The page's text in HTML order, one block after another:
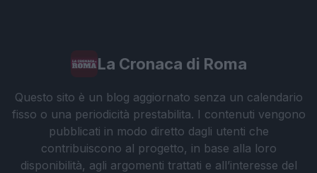
La Cronaca di Roma
Questo sito è un blog aggiornato senza un calendario
fisso o una periodicità prestabilita. I contenuti vengono
pubblicati in modo diretto dagli utenti che
contribuiscono al progetto, in base alla loro
disponibilità, agli argomenti trattati e all’interesse del